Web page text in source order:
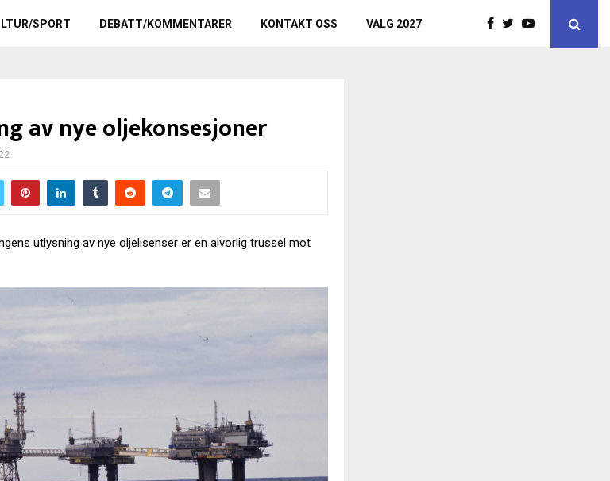
SPORT DEBATT/KOMMENTARER KONTAKT OSS VALG 2027
av nye oljekonsesjoner
utlysning av nye oljelisenser er en alvorlig trussel mot